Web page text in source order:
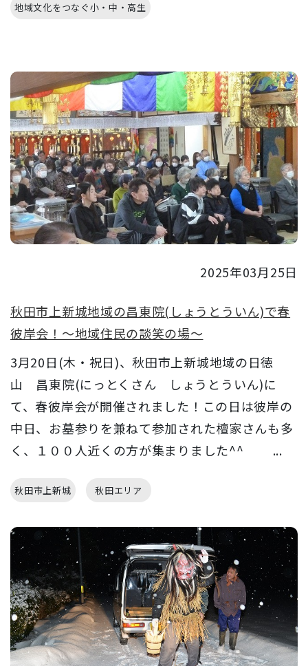
地域文化をつなぐ小・中・高生
2025年03月25日
秋田市上新城地域の昌東院(しょうとういん)で春
彼岸会！～地域住民の談笑の場～
3月20日(木・祝日)、秋田市上新城地域の日徳
山 昌東院(にっとくさん しょうとういん)に
て、春彼岸会が開催されました！この日は彼岸の
中日、お墓参りを兼ねて参加された檀家さんも多
く、１００人近くの方が集まりました^^ ...
秋田市上新城 秋田エリア